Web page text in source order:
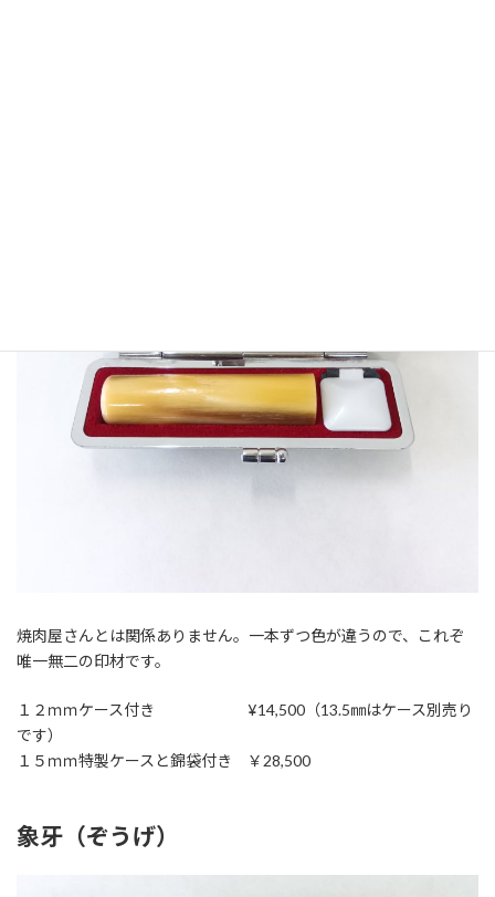
焼肉屋さんとは関係ありません。一本ずつ色が違うので、これぞ
唯一無二の印材です。
１２ｍｍケース付き ¥14,500（13.5㎜はケース別売り
です）
１５ｍｍ特製ケースと錦袋付き ￥28,500
象牙（ぞうげ）